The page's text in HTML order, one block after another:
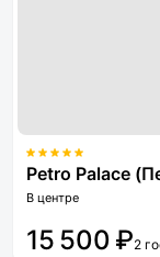
Petro Palace
В центре
15 500 ₽2